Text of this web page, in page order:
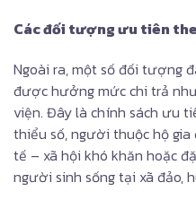
Các đối tượng ưu tiên
Ngoài ra, một số đối tượng
được hưởng mức chi trả
viện. Đây là chính sách ưu
thiểu số, người thuộc hộ
tế – xã hội khó khăn hoặc
người sinh sống tại xã đảo,